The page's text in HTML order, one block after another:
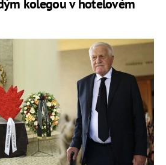
kolegou v hotelovém